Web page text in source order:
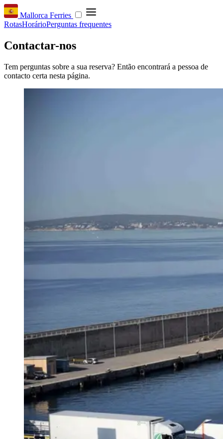
Mallorca Ferries
RotasHorárioPerguntas frequentes
Contactar-nos
Tem perguntas sobre a sua reserva? Então encontrará a pessoa de
contacto certa nesta página.